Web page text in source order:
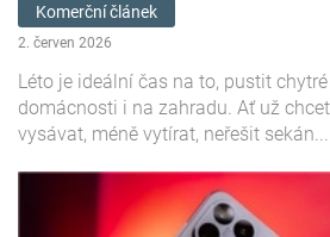
Komerční článek
2. červen 2026
Léto je ideální čas na to, pustit
domácnosti i na zahradu. Ať už
vysávat, méně vytírat, neřešit sekán...